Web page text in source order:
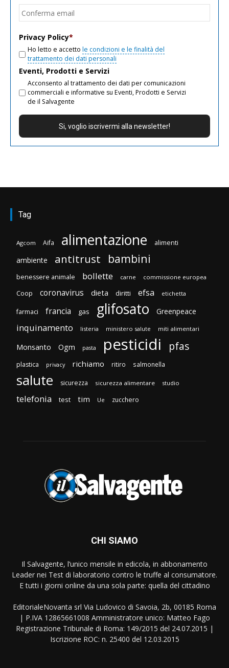
Privacy Policy*
Ho letto e accetto le condizioni e le finalità del
trattamento dei dati personali
Eventi, Prodotti e Servizi
Acconsento al trattamento dei dati per comunicazioni
commerciali e informative su Eventi, Prodotti e Servizi
de il Salvagente
Tag
Agcom Aifa alimentazione alimenti
ambiente antitrust bambini
benessere animale bollette carne commissione europea
Coop coronavirus dieta diritti efsa etichetta
farmaci francia gas glifosato Greenpeace
inquinamento listeria ministero salute miti alimentari
Monsanto Ogm pasta pesticidi pfas
plastica privacy richiamo ritiro salmonella
salute sicurezza sicurezza alimentare studio
telefonia test tim Ue zucchero
CHI SIAMO
Il Salvagente, l’unico mensile in edicola, in abbonamento
Leader nei Test di laboratorio contro le truffe al consumatore.
E tutti i giorni online da una sola parte: quella del cittadino
EditorialeNovanta srl Via Ludovico di Savoia, 2b, 00185 Roma
| P.IVA 12865661008 Amministratore unico: Matteo Fago
Registrazione Tribunale di Roma: 149/2015 del 24.07.2015 |
Iscrizione ROC: n. 25400 del 12.03.2015